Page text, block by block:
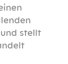
stellt